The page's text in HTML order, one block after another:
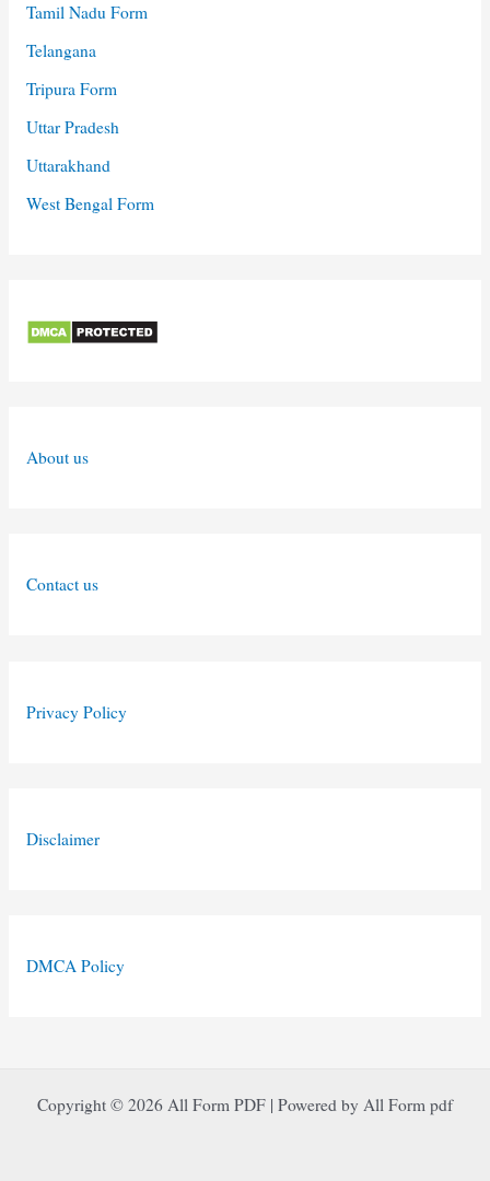
Tamil Nadu Form
Telangana
Tripura Form
Uttar Pradesh
Uttarakhand
West Bengal Form
About us
Contact us
Privacy Policy
Disclaimer
DMCA Policy
Copyright © 2026 All Form PDF | Powered by All Form pdf